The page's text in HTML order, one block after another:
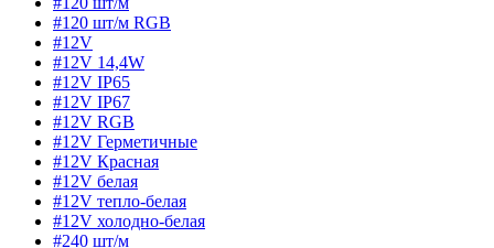
#120 шт/м RGB
#12V
#12V 14,4W
#12V IP65
#12V IP67
#12V RGB
#12V Герметичные
#12V Красная
#12V белая
#12V тепло-белая
#12V холодно-белая
#240 шт/м